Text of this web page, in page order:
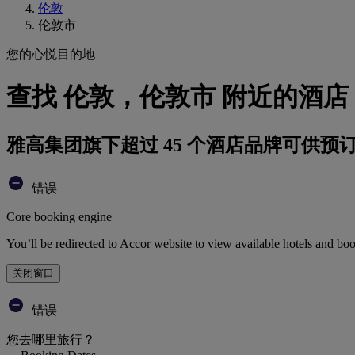
伦敦
伦敦市
您的心悦目的地
查找 伦敦，伦敦市 附近的酒店
雅高集团旗下超过 45 个酒店品牌可供预
错误
Core booking engine
You’ll be redirected to Accor website to view available hotels and
关闭窗口
错误
您去哪里旅行？